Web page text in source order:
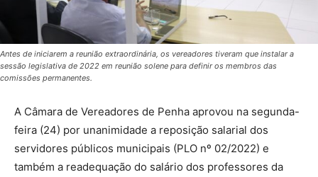
Antes de iniciarem a reunião extraordinária, os vereadores tiveram que instalar a
sessão legislativa de 2022 em reunião solene para definir os membros das
comissões permanentes.
A Câmara de Vereadores de Penha aprovou na segunda-
feira (24) por unanimidade a reposição salarial dos
servidores públicos municipais (PLO nº 02/2022) e
também a readequação do salário dos professores da